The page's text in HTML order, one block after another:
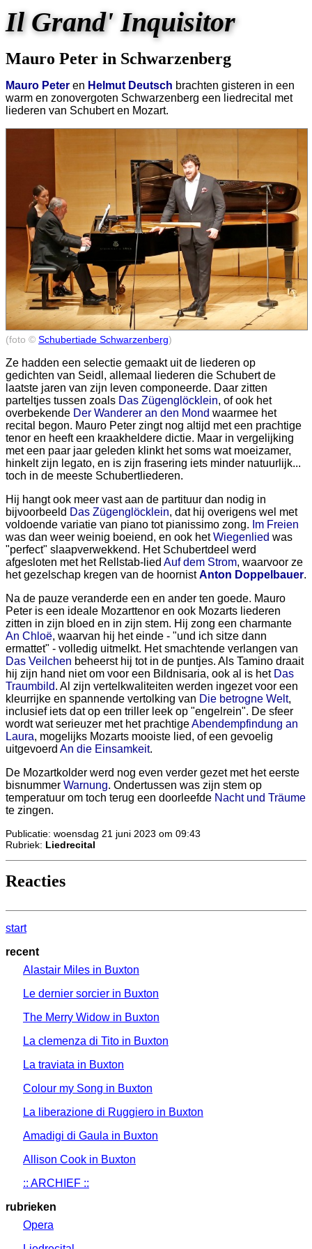
Il Grand' Inquisitor
Mauro Peter in Schwarzenberg
Mauro Peter en Helmut Deutsch brachten gisteren in een
warm en zonovergoten Schwarzenberg een liedrecital met
liederen van Schubert en Mozart.
(foto © Schubertiade Schwarzenberg)
Ze hadden een selectie gemaakt uit de liederen op
gedichten van Seidl, allemaal liederen die Schubert de
laatste jaren van zijn leven componeerde. Daar zitten
parteltjes tussen zoals Das Zügenglöcklein, of ook het
overbekende Der Wanderer an den Mond waarmee het
recital begon. Mauro Peter zingt nog altijd met een prachtige
tenor en heeft een kraakheldere dictie. Maar in vergelijking
met een paar jaar geleden klinkt het soms wat moeizamer,
hinkelt zijn legato, en is zijn frasering iets minder natuurlijk...
toch in de meeste Schubertliederen.
Hij hangt ook meer vast aan de partituur dan nodig in
bijvoorbeeld Das Zügenglöcklein, dat hij overigens wel met
voldoende variatie van piano tot pianissimo zong. Im Freien
was dan weer weinig boeiend, en ook hetWiegenlied was
"perfect" slaapverwekkend. Het Schubertdeel werd
afgesloten met het Rellstab-lied Auf dem Strom, waarvoor ze
het gezelschap kregen van de hoornistAnton Doppelbauer.
Na de pauze veranderde een en ander ten goede. Mauro
Peter is een ideale Mozarttenor en ook Mozarts liederen
zitten in zijn bloed en in zijn stem. Hij zong een charmante
An Chloë, waarvan hij het einde - "und ich sitze dann
ermattet" - volledig uitmelkt. Het smachtende verlangen van
Das Veilchen beheerst hij tot in de puntjes. Als Tamino draait
hij zijn hand niet om voor een Bildnisaria, ook al is het Das
Traumbild. Al zijn vertelkwaliteiten werden ingezet voor een
kleurrijke en spannende vertolking van Die betrogne Welt,
inclusief iets dat op een triller leek op "engelrein". De sfeer
wordt wat serieuzer met het prachtigeAbendempfindung an
Laura, mogelijks Mozarts mooiste lied, of een gevoelig
uitgevoerd An die Einsamkeit.
De Mozartkolder werd nog even verder gezet met het eerste
bisnummer Warnung. Ondertussen was zijn stem op
temperatuur om toch terug een doorleefde Nacht und Träume
te zingen.
Publicatie: woensdag 21 juni 2023 om 09:43
Rubriek: Liedrecital
Reacties
start
recent
Alastair Miles in Buxton
Le dernier sorcier in Buxton
The Merry Widow in Buxton
La clemenza di Tito in Buxton
La traviata in Buxton
Colour my Song in Buxton
La liberazione di Ruggiero in Buxton
Amadigi di Gaula in Buxton
Allison Cook in Buxton
:: ARCHIEF ::
rubrieken
Opera